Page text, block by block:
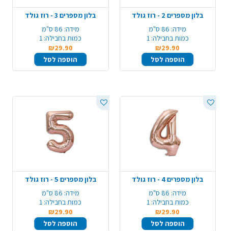
בלון מספרים 2 - רוז גולד
מידה: 86 ס"מ
כמות בחבילה: 1
₪29.90
הוספה לסל
בלון מספרים 3 - רוז גולד
מידה: 86 ס"מ
כמות בחבילה: 1
₪29.90
הוספה לסל
בלון מספרים 4 - רוז גולד
מידה: 86 ס"מ
כמות בחבילה: 1
₪29.90
הוספה לסל
בלון מספרים 5 - רוז גולד
מידה: 86 ס"מ
כמות בחבילה: 1
₪29.90
הוספה לסל